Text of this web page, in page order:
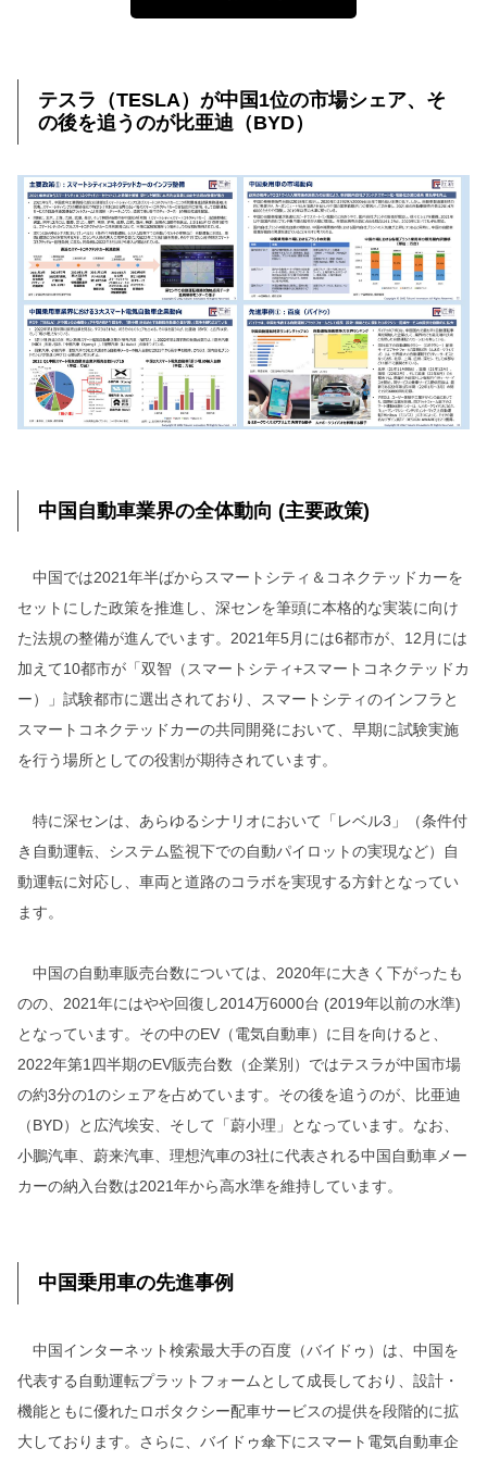
テスラ（TESLA）が中国1位の市場シェア、そ
の後を追うのが比亜迪（BYD）
中国自動車業界の全体動向 (主要政策)
中国では2021年半ばからスマートシティ＆コネクテッドカーを
セットにした政策を推進し、深センを筆頭に本格的な実装に向け
た法規の整備が進んでいます。2021年5月には6都市が、12月には
加えて10都市が「双智（スマートシティ+スマートコネクテッドカ
ー）」試験都市に選出されており、スマートシティのインフラと
スマートコネクテッドカーの共同開発において、早期に試験実施
を行う場所としての役割が期待されています。
特に深センは、あらゆるシナリオにおいて「レベル3」（条件付
き自動運転、システム監視下での自動パイロットの実現など）自
動運転に対応し、車両と道路のコラボを実現する方針となってい
ます。
中国の自動車販売台数については、2020年に大きく下がったも
のの、2021年にはやや回復し2014万6000台 (2019年以前の水準)
となっています。その中のEV（電気自動車）に目を向けると、
2022年第1四半期のEV販売台数（企業別）ではテスラが中国市場
の約3分の1のシェアを占めています。その後を追うのが、比亜迪
（BYD）と広汽埃安、そして「蔚小理」となっています。なお、
小鵬汽車、蔚来汽車、理想汽車の3社に代表される中国自動車メー
カーの納入台数は2021年から高水準を維持しています。
中国乗用車の先進事例
中国インターネット検索最大手の百度（バイドゥ）は、中国を
代表する自動運転プラットフォームとして成長しており、設計・
機能ともに優れたロボタクシー配車サービスの提供を段階的に拡
大しております。さらに、バイドゥ傘下にスマート電気自動車企